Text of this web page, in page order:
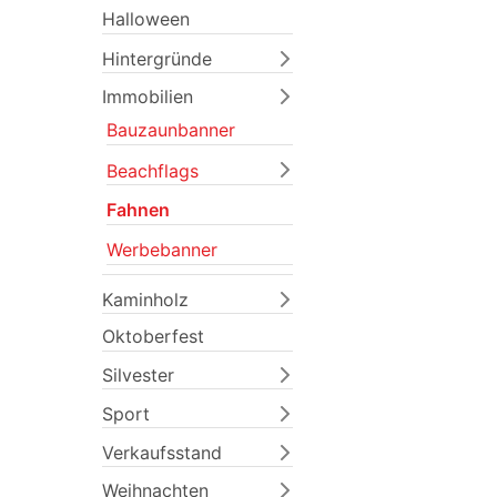
Halloween
Hintergründe
Immobilien
Bauzaunbanner
Beachflags
Fahnen
Werbebanner
Kaminholz
Oktoberfest
Silvester
Sport
Verkaufsstand
Weihnachten